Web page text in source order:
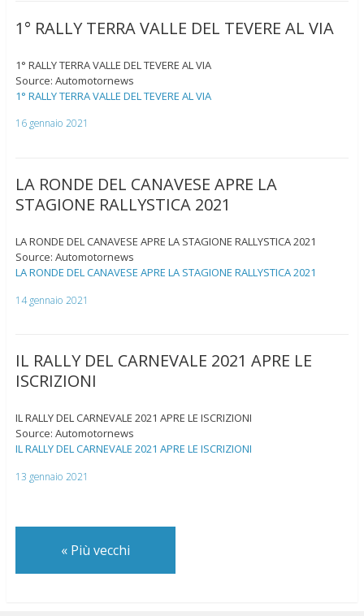
1° RALLY TERRA VALLE DEL TEVERE AL VIA
1° RALLY TERRA VALLE DEL TEVERE AL VIA
Source: Automotornews
1° RALLY TERRA VALLE DEL TEVERE AL VIA
16 gennaio 2021
LA RONDE DEL CANAVESE APRE LA
STAGIONE RALLYSTICA 2021
LA RONDE DEL CANAVESE APRE LA STAGIONE RALLYSTICA 2021
Source: Automotornews
LA RONDE DEL CANAVESE APRE LA STAGIONE RALLYSTICA 2021
14 gennaio 2021
IL RALLY DEL CARNEVALE 2021 APRE LE
ISCRIZIONI
IL RALLY DEL CARNEVALE 2021 APRE LE ISCRIZIONI
Source: Automotornews
IL RALLY DEL CARNEVALE 2021 APRE LE ISCRIZIONI
13 gennaio 2021
«Più vecchi